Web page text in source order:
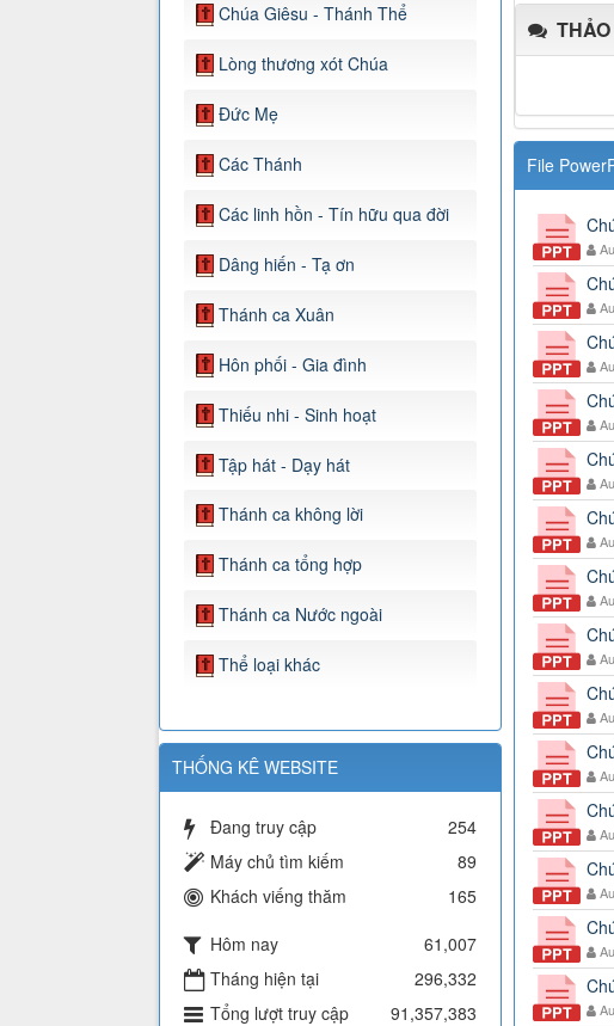
Chúa Giêsu - Thánh Thể
Lòng thương xót Chúa
Đức Mẹ
Các Thánh
Các linh hồn - Tín hữu qua đời
Dâng hiến - Tạ ơn
Thánh ca Xuân
Hôn phối - Gia đình
Thiếu nhi - Sinh hoạt
Tập hát - Dạy hát
Thánh ca không lời
Thánh ca tổng hợp
Thánh ca Nước ngoài
Thể loại khác
THỐNG KÊ WEBSITE
Đang truy cập
254
Máy chủ tìm kiếm
89
Khách viếng thăm
165
Hôm nay
61,007
Tháng hiện tại
296,332
Tổng lượt truy cập
91,357,383
File